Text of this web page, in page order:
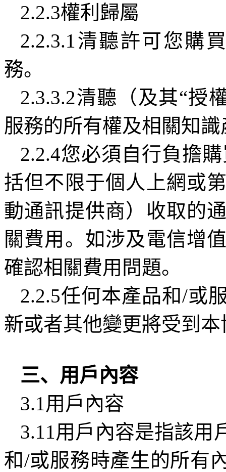
2.2.3權利歸屬
2.2.3.1 清聽許可您購
務。
2.3.3.2清聽（及其“授
服務的所有權及相關知識
2.2.4您必須自行負擔
括但不限于個人上網或
動通訊提供商）收取的
關費用。如涉及電信增
確認相關費用問題。
2.2.5任何本產品和/或
新或者其他變更將受到
三、用戶內容
3.1用戶內容
3.11用戶內容是指該用
和/或服務時產生的所有